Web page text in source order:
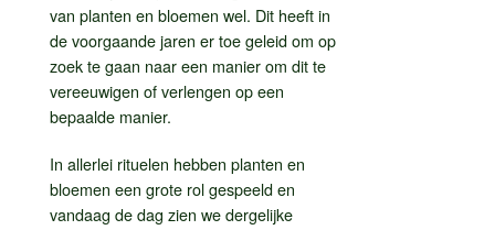
van planten en bloemen wel. Dit heeft in
de voorgaande jaren er toe geleid om op
zoek te gaan naar een manier om dit te
vereeuwigen of verlengen op een
bepaalde manier.
In allerlei rituelen hebben planten en
bloemen een grote rol gespeeld en
vandaag de dag zien we dergelijke